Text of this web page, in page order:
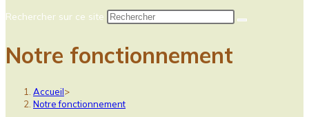
Rechercher sur ce site
Notre fonctionnement
Accueil>
Notre fonctionnement